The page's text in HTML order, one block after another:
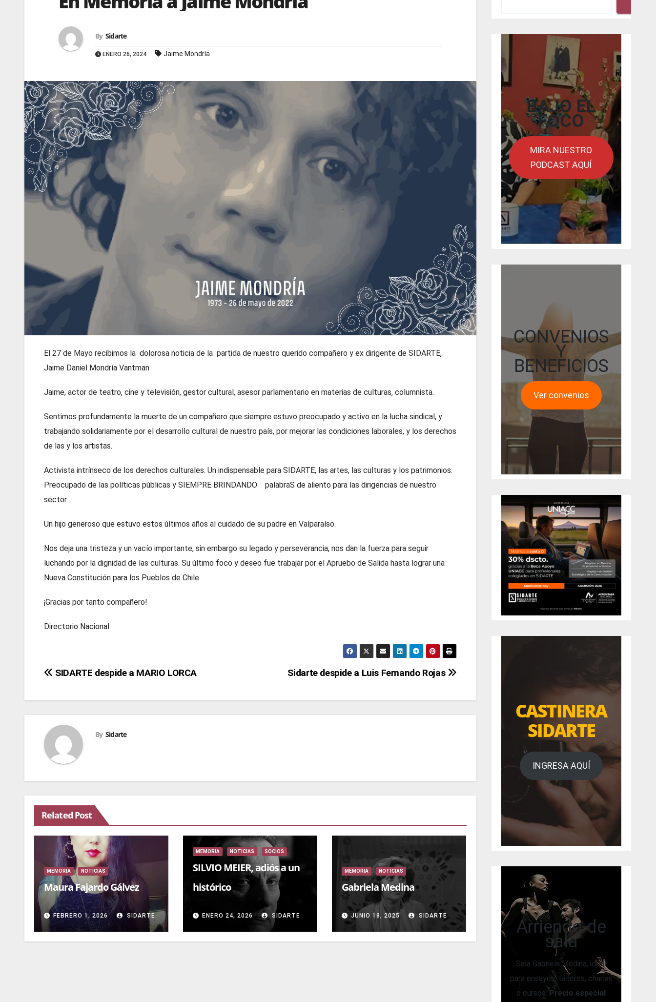
By Sidarte
ENERO 26, 2024 Jaime Mondría
El 27 de Mayo recibimos la dolorosa noticia de la partida de nuestro querido compañero y ex dirigente de SIDARTE,
Jaime Daniel Mondría Vantman
Jaime, actor de teatro, cine y televisión, gestor cultural, asesor parlamentario en materias de culturas, columnista.
Sentimos profundamente la muerte de un compañero que siempre estuvo preocupado y activo en la lucha sindical, y
trabajando solidariamente por el desarrollo cultural de nuestro país, por mejorar las condiciones laborales, y los derechos
de las y los artistas.
Activista intrínseco de los derechos culturales. Un indispensable para SIDARTE, las artes, las culturas y los patrimonios.
Preocupado de las políticas públicas y SIEMPRE BRINDANDO palabraS de aliento para las dirigencias de nuestro
sector.
Un hijo generoso que estuvo estos últimos años al cuidado de su padre en Valparaíso.
Nos deja una tristeza y un vacío importante, sin embargo su legado y perseverancia, nos dan la fuerza para seguir
luchando por la dignidad de las culturas. Su último foco y deseo fue trabajar por el Apruebo de Salida hasta lograr una
Nueva Constitución para los Pueblos de Chile
¡Gracias por tanto compañero!
Directorio Nacional
Navegación
Sidarte despide a Luis Fernando Rojas
SIDARTE despide a MARIO LORCA
By Sidarte
Related Post
MEMORIA NOTICIAS
Maura Fajardo Gálvez
FEBRERO 1, 2026 SIDARTE
MEMORIA NOTICIAS SOCIOS
SILVIO MEIER, adiós a un
histórico
ENERO 24, 2026 SIDARTE
MEMORIA NOTICIAS
Gabriela Medina
JUNIO 18, 2025 SIDARTE
BAJO EL
FOCO
MIRA NUESTRO
PODCAST AQUÍ
CONVENIOS
Y
BENEFICIOS
Ver convenios
CASTINERA
SIDARTE
INGRESA AQUÍ
Arriendo de
sala
Sala Gabriela Medina, ideal
para ensayos, talleres, charlas
o cursos. Precio especial